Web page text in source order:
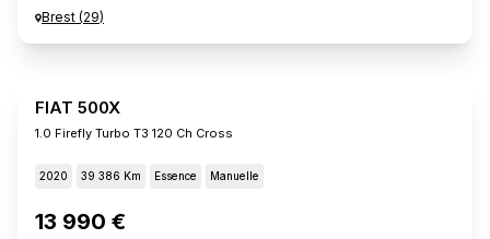
Brest (29)
FIAT 500X
1.0 Firefly Turbo T3 120 Ch Cross
2020 39 386 Km Essence Manuelle
13 990 €